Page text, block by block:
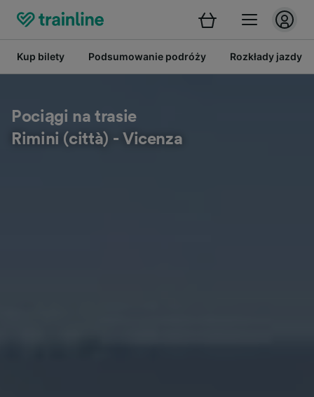
Kup bilety Podsumowanie podróży Rozkłady jazdy
Pociągi na trasie
Rimini (città) - Vicenza